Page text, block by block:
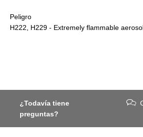
Peligro
H222, H229 - Extremely flammable
¿Todavía tiene
preguntas?